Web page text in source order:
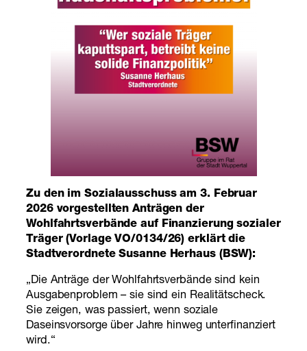
Zu den im Sozialausschuss am 3. Februar
2026 vorgestellten Anträgen der
Wohlfahrtsverbände auf Finanzierung sozialer
Träger (Vorlage VO/0134/26) erklärt die
Stadtverordnete Susanne Herhaus (BSW):
„Die Anträge der Wohlfahrtsverbände sind kein
Ausgabenproblem – sie sind ein Realitätscheck.
Sie zeigen, was passiert, wenn soziale
Daseinsvorsorge über Jahre hinweg unterfinanziert
wird.“